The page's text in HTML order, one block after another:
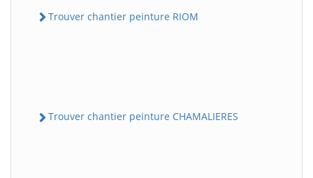
Trouver chantier peinture RIOM
Trouver chantier peinture CHAMALIERES